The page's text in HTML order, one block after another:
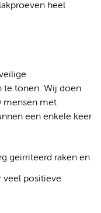
heel
te tonen. Wij doen
mensen met
een enkele keer
geïrriteerd raken en
veel positieve